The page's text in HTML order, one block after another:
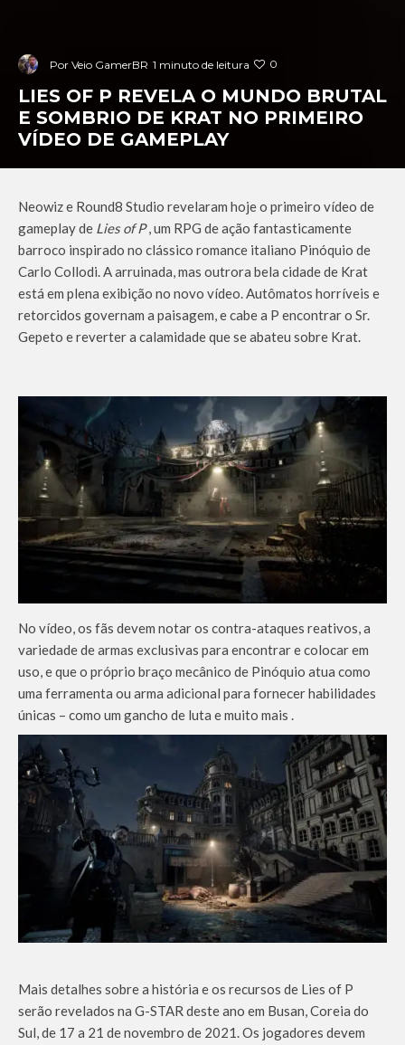
Por Veio GamerBR 1 minuto de leitura 0
LIES OF P REVELA O MUNDO BRUTAL
E SOMBRIO DE KRAT NO PRIMEIRO
VÍDEO DE GAMEPLAY
Neowiz e Round8 Studio revelaram hoje o primeiro vídeo de
gameplay de Lies of P, um RPG de ação fantasticamente
barroco inspirado no clássico romance italiano Pinóquio de
Carlo Collodi. A arruinada, mas outrora bela cidade de Krat
está em plena exibição no novo vídeo. Autômatos horríveis e
retorcidos governam a paisagem, e cabe a P encontrar o Sr.
Gepeto e reverter a calamidade que se abateu sobre Krat.
No vídeo, os fãs devem notar os contra-ataques reativos, a
variedade de armas exclusivas para encontrar e colocar em
uso, e que o próprio braço mecânico de Pinóquio atua como
uma ferramenta ou arma adicional para fornecer habilidades
únicas – como um gancho de luta e muito mais .
Mais detalhes sobre a história e os recursos de Lies of P
serão revelados na G-STAR deste ano em Busan, Coreia do
Sul, de 17 a 21 de novembro de 2021. Os jogadores devem